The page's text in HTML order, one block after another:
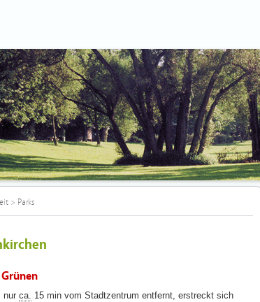
> Parks
nur ca. 15 min vom Stadtzentrum entfernt, erstreckt sich